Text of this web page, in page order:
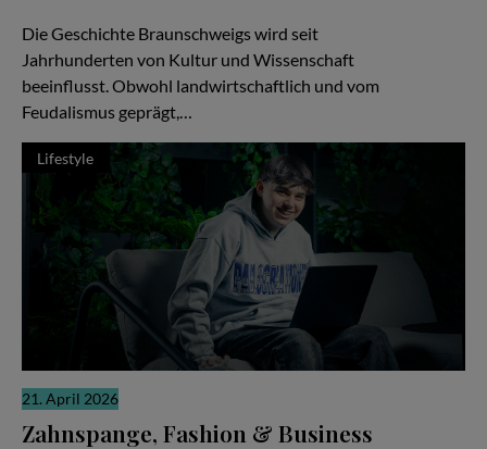
Die Geschichte Braunschweigs wird seit
Jahrhunderten von Kultur und Wissenschaft
beeinflusst. Obwohl landwirtschaftlich und vom
Feudalismus geprägt,…
Lifestyle
21. April 2026
Zahnspange, Fashion & Business